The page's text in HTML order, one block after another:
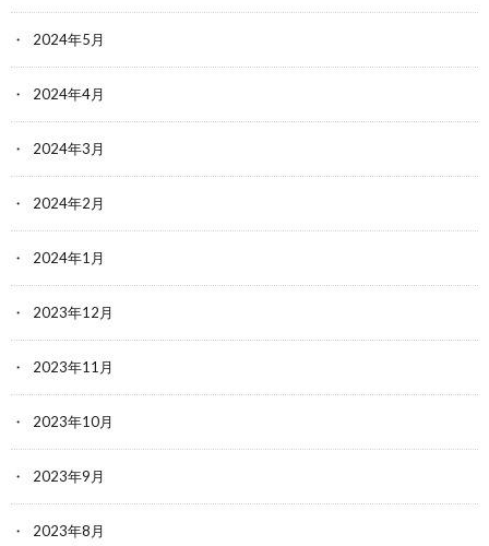
2024年5月
2024年4月
2024年3月
2024年2月
2024年1月
2023年12月
2023年11月
2023年10月
2023年9月
2023年8月